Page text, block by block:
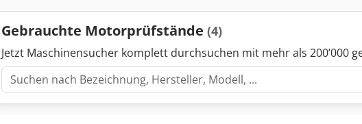
Gebrauchte Motorprüfstände (4)
Jetzt Maschinensucher komplett durchsuchen mit mehr als 200’000